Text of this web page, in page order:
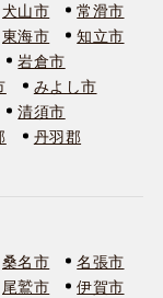
犬山市
常滑市
東海市
知立市
岩倉市
みよし市
清須市
丹羽郡
桑名市
名張市
尾鷲市
伊賀市